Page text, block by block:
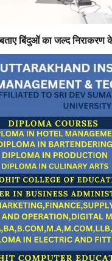
बताए बिंदुओं का जल्द निराकरण